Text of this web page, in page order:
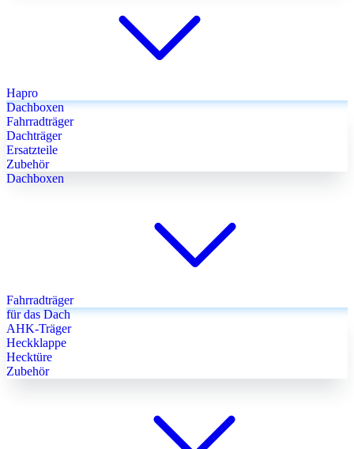
Hapro
Dachboxen
Fahrradträger
Dachträger
Ersatzteile
Zubehör
Dachboxen
Fahrradträger
für das Dach
AHK-Träger
Heckklappe
Hecktüre
Zubehör